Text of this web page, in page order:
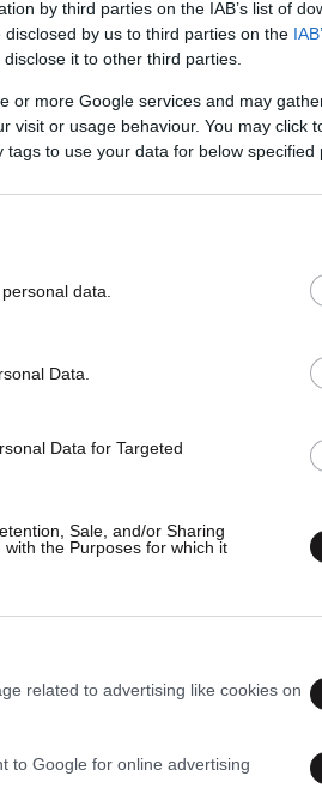
by third parties on the IAB’s list of
by us to third parties on the
it to other third parties.
or more Google services and may
visit or usage behaviour. You may click
to use your data for below specified
data.
Data.
Data for Targeted
Sale, and/or Sharing
the Purposes for which it
related to advertising like cookies on
to Google for online advertising
στίχο;
αμιγώς ελληνικό. Από
ότι αρέσει πολύ η
ιδιαίτερο» ελληνικό